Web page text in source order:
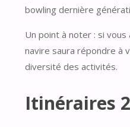
bowling dernière
Un point à noter : si
navire saura répondre à
diversité des activités.
Itinéraires